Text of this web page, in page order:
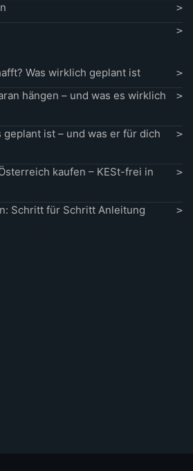
Was wirklich geplant ist
hängen – und was es wirklich
geplant ist – und was er für dich
kaufen – KESt-frei in
Schritt für Schritt Anleitung